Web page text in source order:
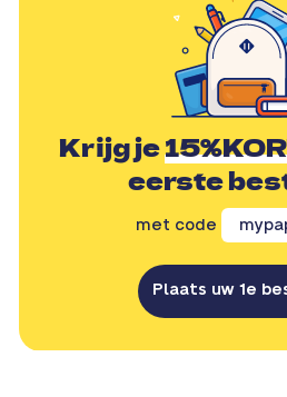
Krijg je
eerste
met code
Plaats uw 1e